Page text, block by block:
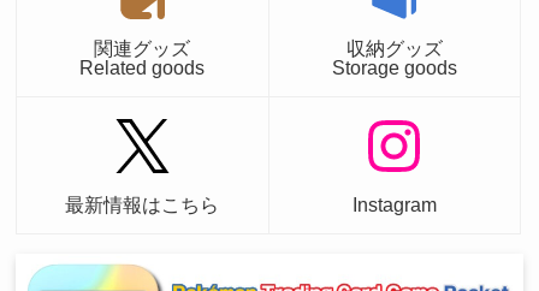
関連グッズ
Related goods
収納グッズ
Storage goods
最新情報はこちら Instagram